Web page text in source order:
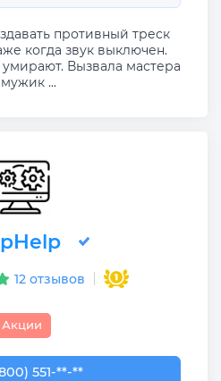
противный треск
когда звук выключен.
Вызвала мастера
...
12 отзывов
Акции
551-74-09
551-**-**